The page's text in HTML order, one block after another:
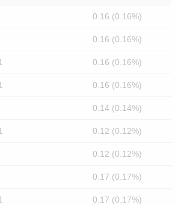
0.16 (0.16%)
0.16 (0.16%)
0.16 (0.16%)
0.16 (0.16%)
0.14 (0.14%)
0.12 (0.12%)
0.12 (0.12%)
0.17 (0.17%)
0.17 (0.17%)